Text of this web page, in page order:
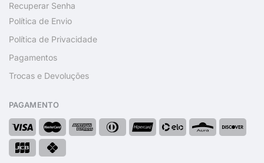
Recuperar Senha
Política de Envio
Política de Privacidade
Pagamentos
Trocas e Devoluções
PAGAMENTO